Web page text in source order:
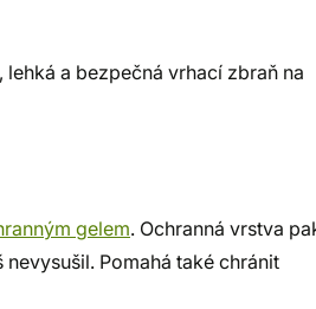
a bezpečná vrhací zbraň na
gelem. Ochranná vrstva
Pomahá také chránit